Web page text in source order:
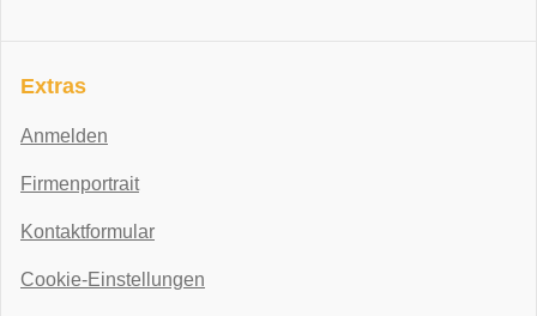
Extras
Anmelden
Firmenportrait
Kontaktformular
Cookie-Einstellungen